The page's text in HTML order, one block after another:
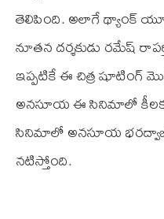
తెలిపింది. అలాగే థ్యాంక్ యూ
నూతన దర్శకుడు రమేష్
ఇప్పటికే ఈ చిత్ర
అనసూయ ఈ సినిమాలో కీలక
సినిమాలో అనసూయ
నటిస్తోంది.